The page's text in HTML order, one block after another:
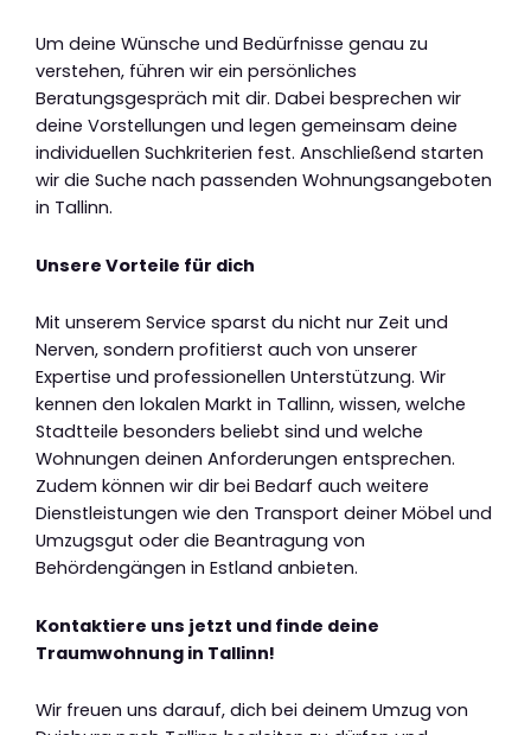
Um deine Wünsche und Bedürfnisse genau zu
verstehen, führen wir ein persönliches
Beratungsgespräch mit dir. Dabei besprechen wir
deine Vorstellungen und legen gemeinsam deine
individuellen Suchkriterien fest. Anschließend starten
wir die Suche nach passenden Wohnungsangeboten
in Tallinn.
Unsere Vorteile für dich
Mit unserem Service sparst du nicht nur Zeit und
Nerven, sondern profitierst auch von unserer
Expertise und professionellen Unterstützung. Wir
kennen den lokalen Markt in Tallinn, wissen, welche
Stadtteile besonders beliebt sind und welche
Wohnungen deinen Anforderungen entsprechen.
Zudem können wir dir bei Bedarf auch weitere
Dienstleistungen wie den Transport deiner Möbel und
Umzugsgut oder die Beantragung von
Behördengängen in Estland anbieten.
Kontaktiere uns jetzt und finde deine
Traumwohnung in Tallinn!
Wir freuen uns darauf, dich bei deinem Umzug von